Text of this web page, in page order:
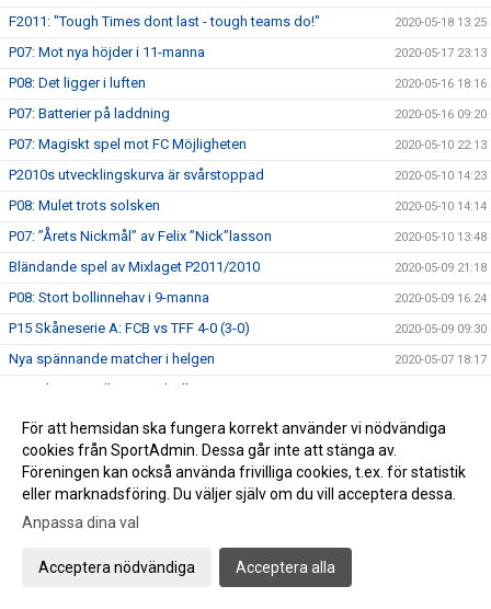
F2011: "Tough Times dont last - tough teams do!" 2020-05-18 13:25
P07: Mot nya höjder i 11-manna 2020-05-17 23:13
P08: Det ligger i luften 2020-05-16 18:16
P07: Batterier på laddning 2020-05-16 09:20
P07: Magiskt spel mot FC Möjligheten 2020-05-10 22:13
P2010s utvecklingskurva är svårstoppad 2020-05-10 14:23
P08: Mulet trots solsken 2020-05-10 14:14
P07: ”Årets Nickmål” av Felix ”Nick”lasson 2020-05-10 13:48
Bländande spel av Mixlaget P2011/2010 2020-05-09 21:18
P08: Stort bollinnehav i 9-manna 2020-05-09 16:24
P15 Skåneserie A: FCB vs TFF 4-0 (3-0) 2020-05-09 09:30
Nya spännande matcher i helgen 2020-05-07 18:17
Anmälan FC Bellevue FotbollsCamp 15-18 juni
P2010 fortsätter sin utvecklingsresa 2020-05-03 23:04
P2007: Imponerande comeback mot Gislöv P15 2020-05-03 17:50
P08: Visar olympisk klass 2020-05-03 15:29
F2011: Spelglädje mot Linero IF och hattrick av Nia
Trevlig Valborg!
För att hemsidan ska fungera korrekt använder vi nödvändiga
cookies från SportAdmin. Dessa går inte att stänga av.
Föreningen kan också använda frivilliga cookies, t.ex. för statistik
eller marknadsföring. Du väljer själv om du vill acceptera dessa.
Anpassa dina val
Acceptera nödvändiga Acceptera alla